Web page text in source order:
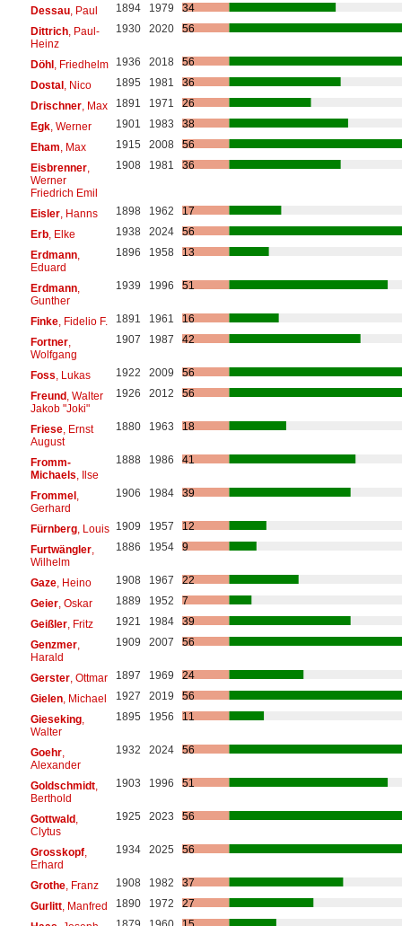
Dessau, Paul 1894 1979
34
Dittrich, Paul-
Heinz
1930 2020 56
Döhl, Friedhelm 1936 2018
56
Dostal, Nico 1895 1981
36
Drischner, Max 1891 1971
26
Egk, Werner 1901 1983
38
Eham , Max 1915 2008
56
Eisbrenner,
Werner
Friedrich Emil
1908 1981 36
Eisler, Hanns 1898 1962
17
Erb, Elke 1938 2024
56
Erdmann,
Eduard
1896 1958 13
Erdmann,
Gunther
1939 1996 51
Finke, Fidelio F. 1891 1961
16
Fortner,
Wolfgang
1907 1987 42
Foss , Lukas 1922 2009
56
Freund, Walter
Jakob "Joki"
1926 2012 56
Friese, Ernst
August
1880 1963 18
Fromm-
Michaels , Ilse
1888 1986 41
Frommel,
Gerhard
1906 1984 39
Fürnberg, Louis 1909 1957
12
Furtwängler,
Wilhelm
1886 1954 9
Gaze, Heino 1908 1967
22
Geier, Oskar 1889 1952
7
Geißler, Fritz 1921 1984
39
Genzmer,
Harald
1909 2007 56
Gerster, Ottmar 1897 1969
24
Gielen, Michael 1927 2019
56
Gieseking,
Walter
1895 1956 11
Goehr,
Alexander
1932 2024 56
Goldschmidt,
Berthold
1903 1996 51
Gottwald,
Clytus
1925 2023 56
Grosskopf,
Erhard
1934 2025 56
Grothe, Franz 1908 1982
37
Gurlitt, Manfred 1890 1972
27